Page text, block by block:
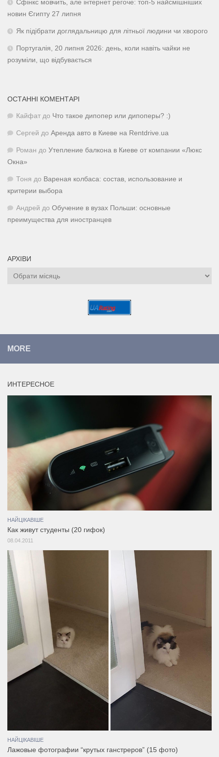
Сфінкс мовчить, але інтернет регоче: топ-5 найсмішніших
новин Єгипту 27 липня
Як підібрати доглядальницю для літньої людини чи хворого
Португалія, 20 липня 2026: день, коли навіть чайки не
розуміли, що відбувається
ОСТАННІ КОМЕНТАРІ
Кайфат до Что такое дипопер или дипоперы? :)
Сергей до Аренда авто в Киеве на Rentdrive.ua
Роман до Утепление балкона в Киеве от компании «Люкс
Окна»
Тоня до Вареная колбаса: состав, использование и
критерии выбора
Андрей до Обучение в вузах Польши: основные
преимущества для иностранцев
АРХІВИ
Архіви
MORE
ИНТЕРЕСНОЕ
НАЙЦІКАВІШЕ
Как живут студенты (20 гифок)
08.04.2011
НАЙЦІКАВІШЕ
Лажовые фотографии “крутых ганстреров” (15 фото)